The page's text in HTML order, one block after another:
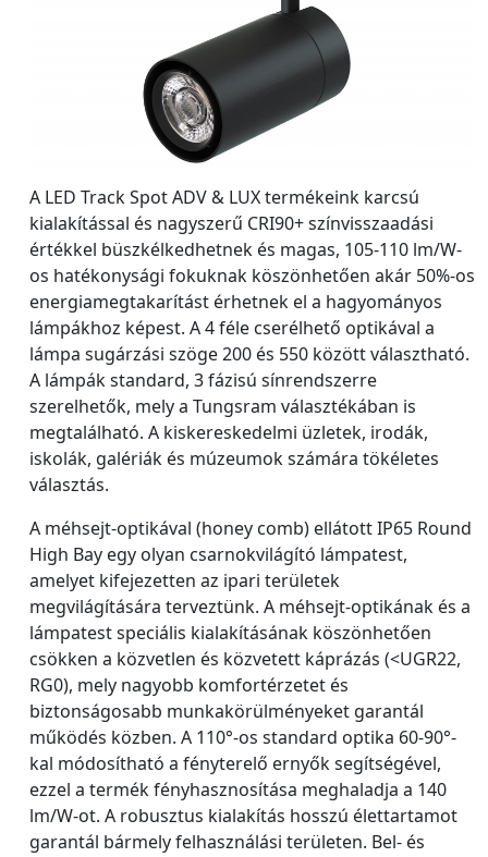
A LED Track Spot ADV & LUX termékeink karcsú
kialakítással és nagyszerű CRI90+ színvisszaadási
értékkel büszkélkedhetnek és magas, 105-110 lm/W-
os hatékonysági fokuknak köszönhetően akár 50%-os
energiamegtakarítást érhetnek el a hagyományos
lámpákhoz képest. A 4 féle cserélhető optikával a
lámpa sugárzási szöge 200 és 550 között választható.
A lámpák standard, 3 fázisú sínrendszerre
szerelhetők, mely a Tungsram választékában is
megtalálható. A kiskereskedelmi üzletek, irodák,
iskolák, galériák és múzeumok számára tökéletes
választás.
A méhsejt-optikával (honey comb) ellátott IP65 Round
High Bay egy olyan csarnokvilágító lámpatest,
amelyet kifejezetten az ipari területek
megvilágítására terveztünk. A méhsejt-optikának és a
lámpatest speciális kialakításának köszönhetően
csökken a közvetlen és közvetett káprázás (<UGR22,
RG0), mely nagyobb komfortérzetet és
biztonságosabb munkakörülményeket garantál
működés közben. A 110°-os standard optika 60-90°-
kal módosítható a fényterelő ernyők segítségével,
ezzel a termék fényhasznosítása meghaladja a 140
lm/W-ot. A robusztus kialakítás hosszú élettartamot
garantál bármely felhasználási területen. Bel- és